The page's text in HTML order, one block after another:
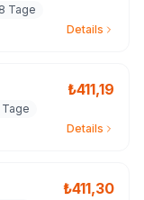
Tage
Details
₺411,19
Tage
Details
₺411,30